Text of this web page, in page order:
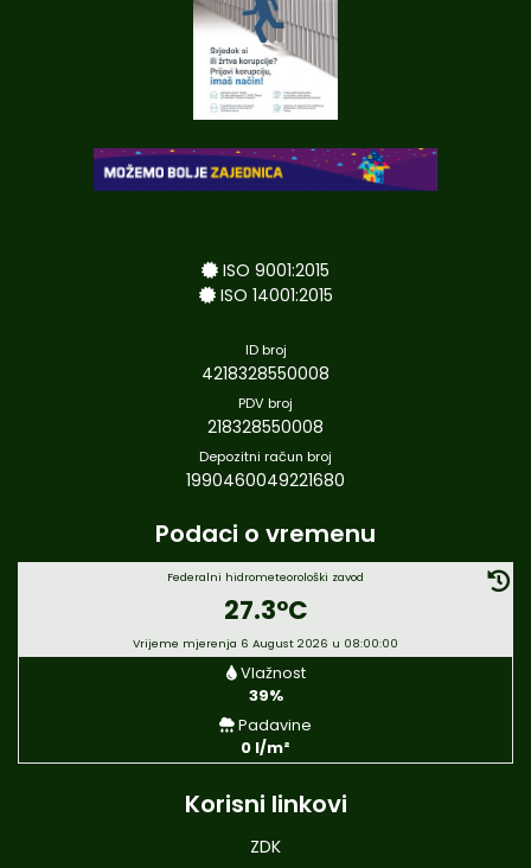
ISO 9001:2015
ISO 14001:2015
ID broj
4218328550008
PDV broj
218328550008
Depozitni račun broj
1990460049221680
Podaci o vremenu
Federalni hidrometeorološki zavod
27.3°C
Vrijeme mjerenja 6 August 2026 u 08:00:00
Vlažnost
39%
Padavine
0 l/m²
Korisni linkovi
ZDK